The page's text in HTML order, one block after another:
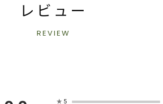
レビュー
REVIEW
★ 5